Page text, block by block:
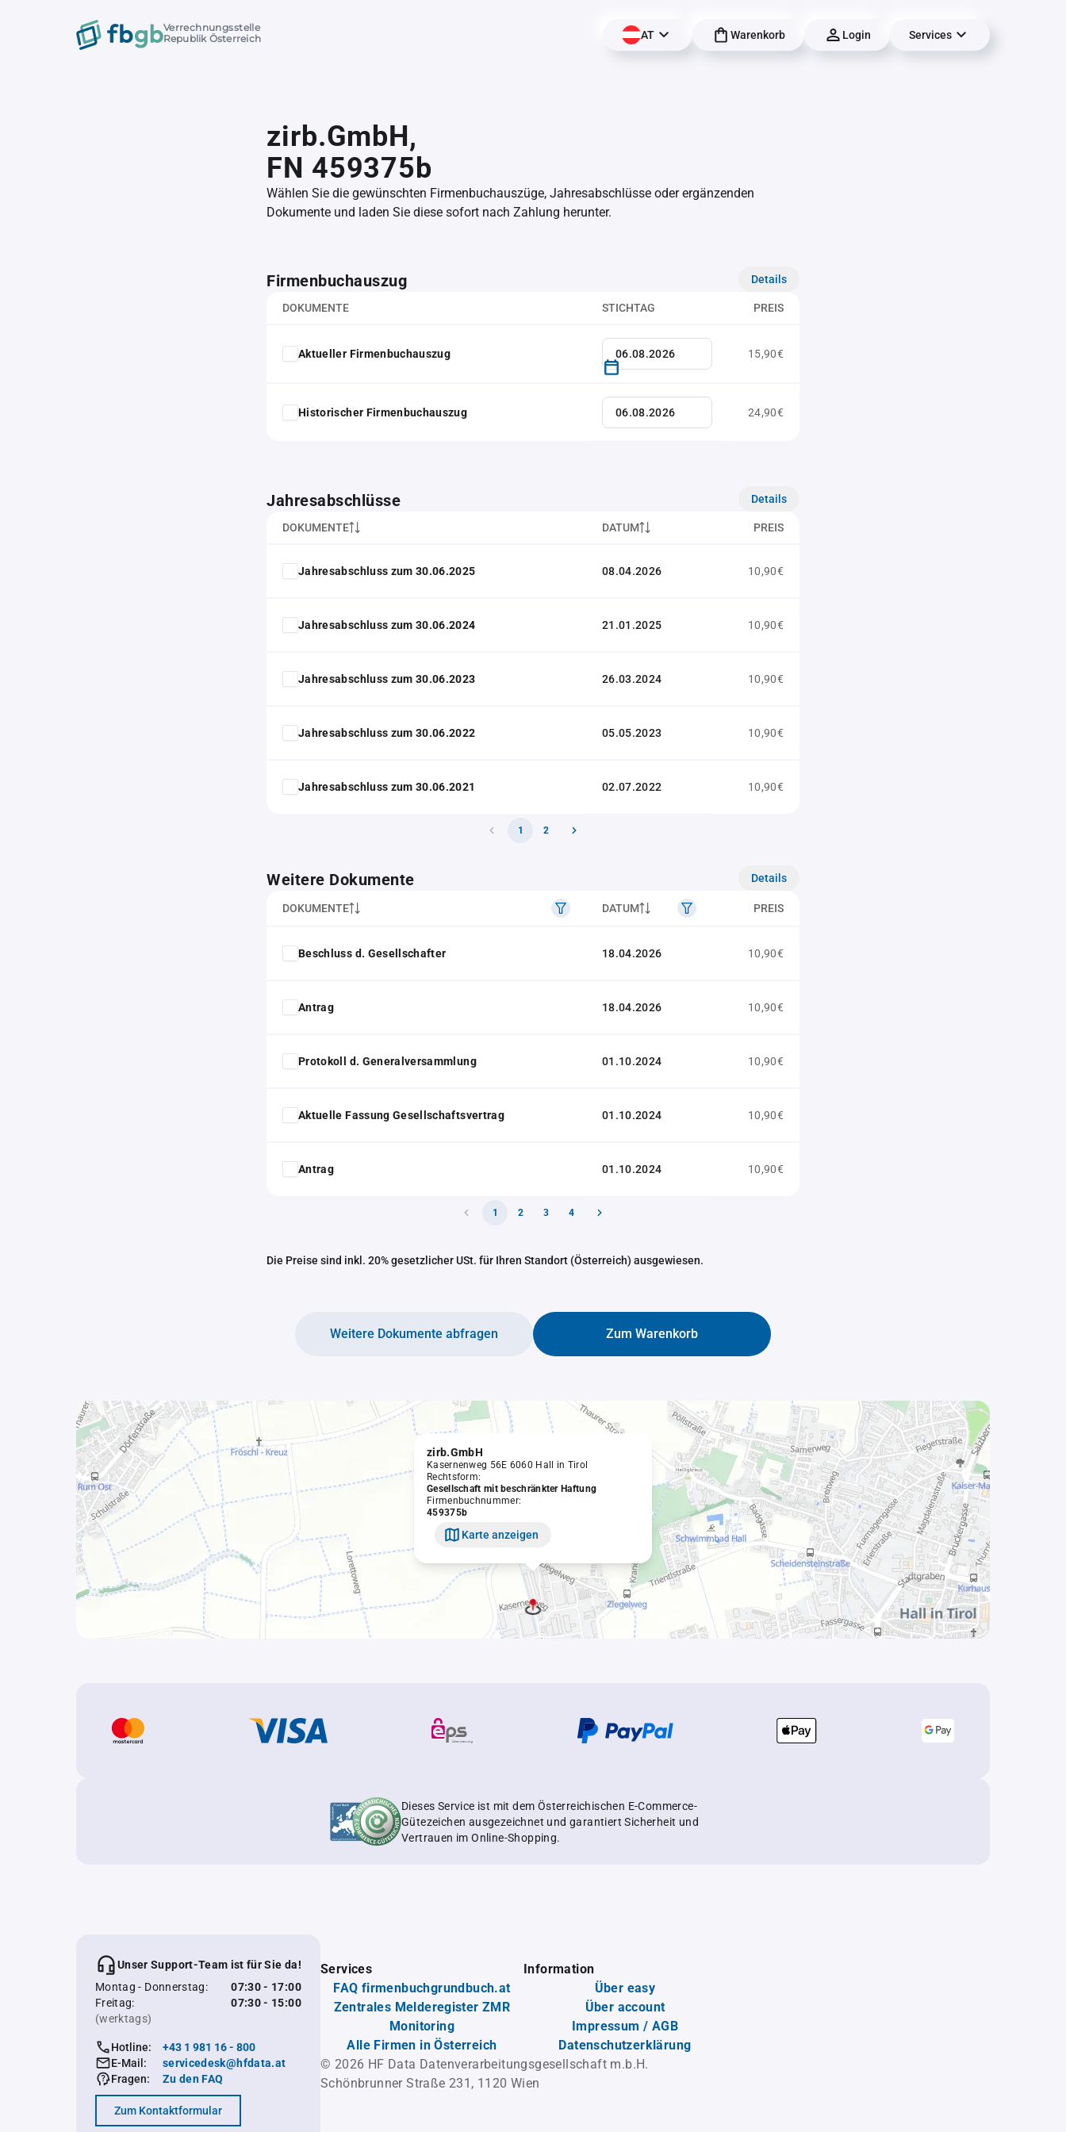
Verrechnungsstelle
Republik Österreich
AT Warenkorb Login Services
zirb.GmbH,
FN 459375b
Wählen Sie die gewünschten Firmenbuchauszüge, Jahresabschlüsse oder ergänzenden
Dokumente und laden Sie diese sofort nach Zahlung herunter.
Firmenbuchauszug Details
DOKUMENTE STICHTAG PREIS
Aktueller Firmenbuchauszug 15,90€
Historischer Firmenbuchauszug 24,90€
Jahresabschlüsse Details
DOKUMENTE DATUM PREIS
Jahresabschluss zum 30.06.2025 08.04.2026 10,90€
Jahresabschluss zum 30.06.2024 21.01.2025 10,90€
Jahresabschluss zum 30.06.2023 26.03.2024 10,90€
Jahresabschluss zum 30.06.2022 05.05.2023 10,90€
Jahresabschluss zum 30.06.2021 02.07.2022 10,90€
1 2
Weitere Dokumente Details
DOKUMENTE DATUM PREIS
Beschluss d. Gesellschafter 18.04.2026 10,90€
Antrag 18.04.2026 10,90€
Protokoll d. Generalversammlung 01.10.2024 10,90€
Aktuelle Fassung Gesellschaftsvertrag 01.10.2024 10,90€
Antrag 01.10.2024 10,90€
1 2 3 4
Die Preise sind inkl. 20% gesetzlicher USt. für Ihren Standort (Österreich) ausgewiesen.
Zum Warenkorb
Weitere Dokumente abfragen
zirb.GmbH
Kasernenweg 56E 6060 Hall in Tirol
Rechtsform:
Gesellschaft mit beschränkter Haftung
Firmenbuchnummer:
459375b
Karte anzeigen
Dieses Service ist mit dem Österreichischen E-Commerce-
Gütezeichen ausgezeichnet und garantiert Sicherheit und
Vertrauen im Online-Shopping.
Unser Support-Team ist für Sie da!
Montag - Donnerstag:
07:30 - 17:00
Freitag:
07:30 - 15:00
(werktags)
Hotline:
+43 1 981 16 - 800
E-Mail:
servicedesk@hfdata.at
Fragen:
Zu den FAQ
Zum Kontaktformular
Services
FAQ firmenbuchgrundbuch.at
Zentrales Melderegister ZMR
Monitoring
Alle Firmen in Österreich
Information
Über easy
Über account
Impressum / AGB
Datenschutzerklärung
© 2026 HF Data Datenverarbeitungsgesellschaft m.b.H.
Schönbrunner Straße 231, 1120 Wien